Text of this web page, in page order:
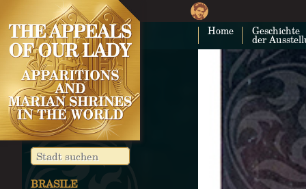
Home Geschichte
der
BRASILE